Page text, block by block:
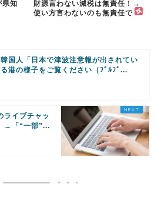
県知
財源言わない減税は無責任！→
使い方言わないのも無責任で
韓国人「日本で津波注意報が出されてい
る港の様子をご覧ください（ﾌﾞﾙﾌﾞ...
ライブチャッ
→「“一部”...